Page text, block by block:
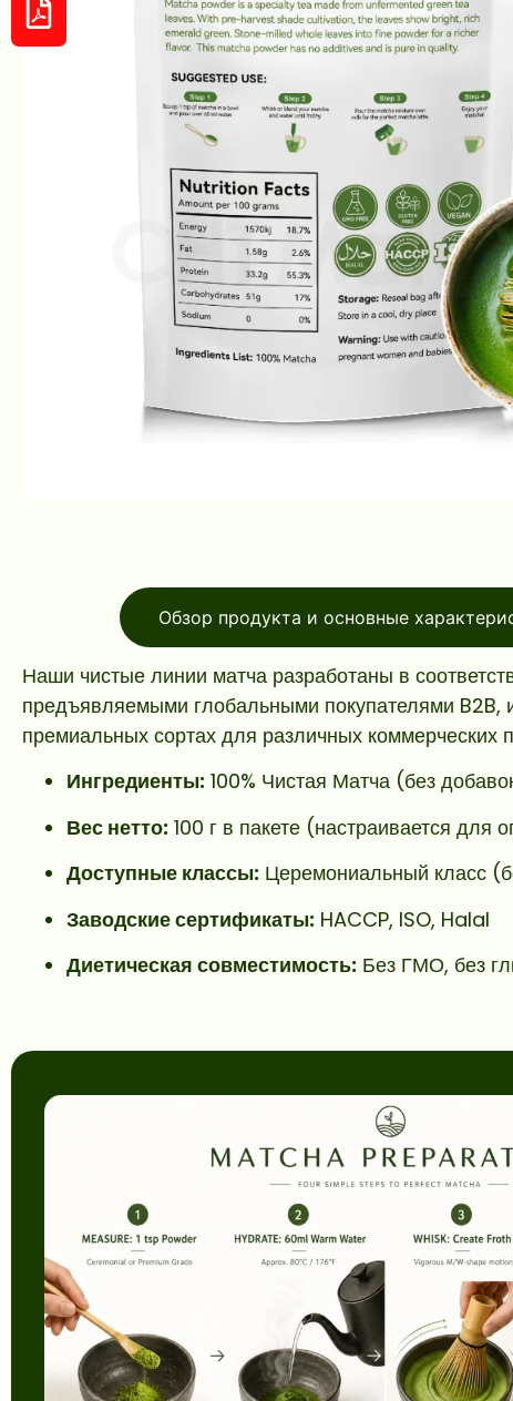
Обзор продукта и основные
Наши чистые линии матча разработаны в
предъявляемыми глобальными покупателями B2B,
премиальных сортах для различных коммерческих
Ингредиенты: 100% Чистая Матча (без
Вес нетто: 100 г в пакете (настраивается для
Доступные классы: Церемониальный класс
Заводские сертификаты: HACCP, ISO, Halal
Диетическая совместимость: Без ГМО, без